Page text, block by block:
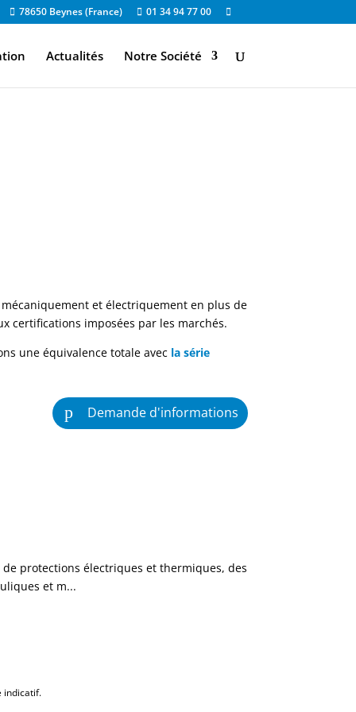
78650 Beynes (France) 01 34 94 77 00
Actualités Notre Société
et électriquement en plus de
certifications imposées par les marchés.
une équivalence totale avecla série
Demande d'informations
protections électriques et thermiques, des
et m...
indicatif.